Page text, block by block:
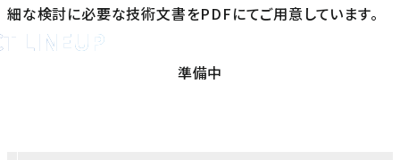
細な検討に必要な技術文書をPDFにてご用意しています。
準備中
LINEUP